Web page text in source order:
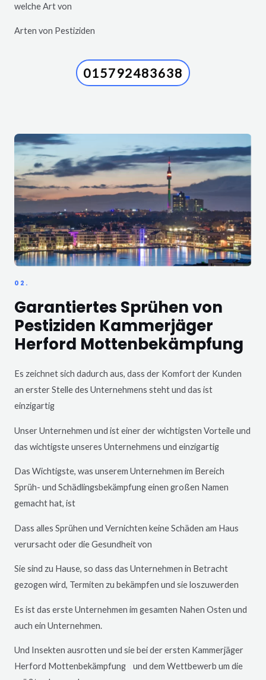
welche Art von
Arten von Pestiziden
015792483638
02.
Garantiertes Sprühen von
Pestiziden Kammerjäger
Herford Mottenbekämpfung
Es zeichnet sich dadurch aus, dass der Komfort der Kunden
an erster Stelle des Unternehmens steht und das ist
einzigartig
Unser Unternehmen und ist einer der wichtigsten Vorteile und
das wichtigste unseres Unternehmens und einzigartig
Das Wichtigste, was unserem Unternehmen im Bereich
Sprüh- und Schädlingsbekämpfung einen großen Namen
gemacht hat, ist
Dass alles Sprühen und Vernichten keine Schäden am Haus
verursacht oder die Gesundheit von
Sie sind zu Hause, so dass das Unternehmen in Betracht
gezogen wird, Termiten zu bekämpfen und sie loszuwerden
Es ist das erste Unternehmen im gesamten Nahen Osten und
auch ein Unternehmen.
Und Insekten ausrotten und sie bei der ersten Kammerjäger
Herford Mottenbekämpfung und dem Wettbewerb um die